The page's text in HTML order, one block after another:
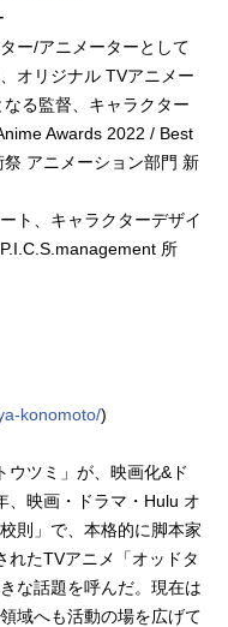
ー/アニメーターとして
オリジナル TVアニメー
る監督、キャラクター
Awards 2022 / Best
アニメーション部門 新
ト、キャラクターデザイ
所
konomoto/)
ウツミ」が、映画化&ド
、映画・ドラマ・Hulu オ
則」で、本格的に脚本家
れたTVアニメ「オッドタ
な話題を呼んだ。現在は
域へも活動の場を広げて